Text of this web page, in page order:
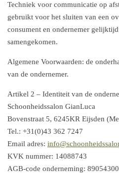
Techniek voor communicatie op
gebruikt voor het sluiten van een
consument en ondernemer
samengekomen.
Algemene Voorwaarden: de
van de ondernemer.
Artikel 2 – Identiteit van de
Schoonheidssalon GianLuca
Bovenstraat 5, 6245KR Eijsden
Tel.: +31(0)43 362 7247
Email adres:
KVK nummer: 14088743
AGB-code onderneming: 89054300